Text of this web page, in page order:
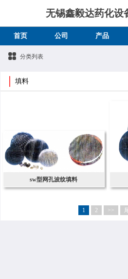
无锡鑫毅达药化设
首页 公司 产品
分类列表
填料
sw型网孔波纹填料
1 2 >>